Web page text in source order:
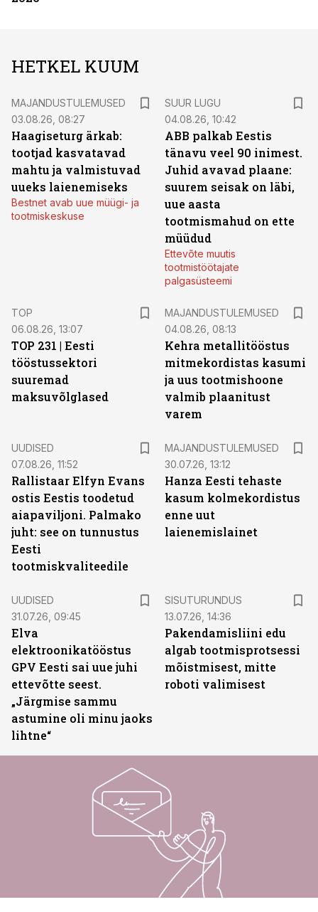
HETKEL KUUM
MAJANDUSTULEMUSED
03.08.26, 08:27
Haagiseturg ärkab:
tootjad kasvatavad
mahtu ja valmistuvad
uueks laienemiseks
Bestnet avab uue müügi- ja
tootmiskeskuse
SUUR LUGU
04.08.26, 10:42
ABB palkab Eestis
tänavu veel 90 inimest.
Juhid avavad plaane:
suurem seisak on läbi,
uue aasta
tootmismahud on ette
müüdud
Ettevõte muutis
tootmistöötajate
palgasüsteemi
TOP
06.08.26, 13:07
TOP 231 | Eesti
tööstussektori
suuremad
maksuvõlglased
MAJANDUSTULEMUSED
04.08.26, 08:13
Kehra metallitööstus
mitmekordistas kasumi
ja uus tootmishoone
valmib plaanitust
varem
UUDISED
07.08.26, 11:52
Rallistaar Elfyn Evans
ostis Eestis toodetud
aiapaviljoni. Palmako
juht: see on tunnustus
Eesti
tootmiskvaliteedile
MAJANDUSTULEMUSED
30.07.26, 13:12
Hanza Eesti tehaste
kasum kolmekordistus
enne uut
laienemislainet
UUDISED
31.07.26, 09:45
Elva
elektroonikatööstus
GPV Eesti sai uue juhi
ettevõtte seest.
„Järgmise sammu
astumine oli minu jaoks
lihtne“
SISUTURUNDUS
13.07.26, 14:36
Pakendamisliini edu
algab tootmisprotsessi
mõistmisest, mitte
roboti valimisest